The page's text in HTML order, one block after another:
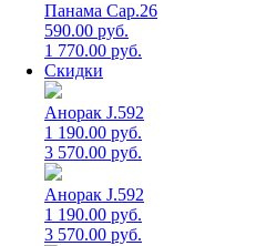
Панама Cap.26
590.00 руб.
1 770.00 руб.
Скидки
Анорак J.592
1 190.00 руб.
3 570.00 руб.
Анорак J.592
1 190.00 руб.
3 570.00 руб.